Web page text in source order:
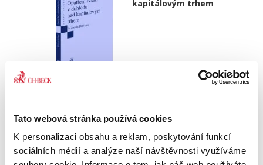
Tato webová stránka používá cookies
K personalizaci obsahu a reklam, poskytování funkcí
sociálních médií a analýze naší návštěvnosti využíváme
kapitálovým trhem
320,00 Kč
Publikace se zabývá právním institutem
opatření proti legalizaci výnosů z trestné
činnosti a financování terorismu (AML opatření).